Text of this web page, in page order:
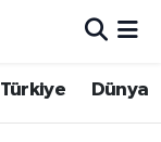
Türkiye Dünya